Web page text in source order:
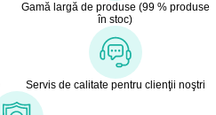
Gamă largă de produse (99 % produse
în stoc)
Servis de calitate pentru clienţii noştri